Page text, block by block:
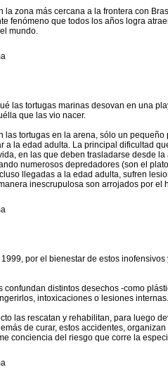
la zona más cercana a la frontera con
fenómeno que todos los años logra
mundo.
las tortugas marinas desovan en una
que las vio nacer.
las tortugas en la arena, sólo un pequeño
a la edad adulta. La principal dificultad
en las que deben trasladarse desde la
numerosos depredadores (son el
llegadas a la edad adulta, sufren
inescrupulosa son arrojados por el
por el bienestar de estos inofensivos
confundan distintos desechos -como
intoxicaciones o lesiones internas.
las rescatan y rehabilitan, para luego
de curar, estos accidentes,
conciencia del riesgo que corre la